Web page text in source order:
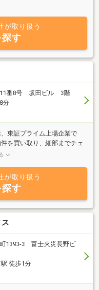
が取り扱う
す
11番8号 坂田ビル 3階
分
東証プライム上場企業で
を買い取り、細部までチェ
ームしているので、ご購入
が取り扱う
す
1393-3 富士火災長野ビ
徒歩1分